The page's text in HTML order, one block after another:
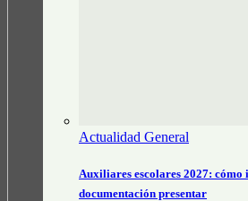
Actualidad General
Auxiliares escolares 2027: cómo
documentación presentar